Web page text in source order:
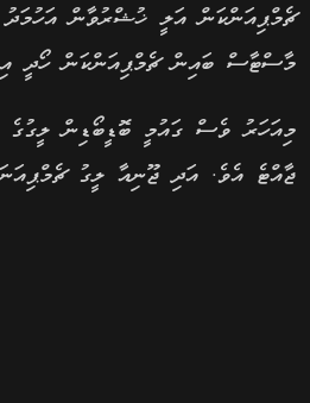
ޗެމްޕިއަންކަން އަލީ ޚުޝްރުވާން އަހުމަދު
މާސްޓާސް ބައިން ޗެމްޕިއަންކަން ހޯދީ
މިއަހަރު ވެސް ގައުމީ ބޮޑީބޯޑިން ލީގުގެ
ޖާއްޓެ އެވެ. އަދި ޖޫނިއާ ލީގު